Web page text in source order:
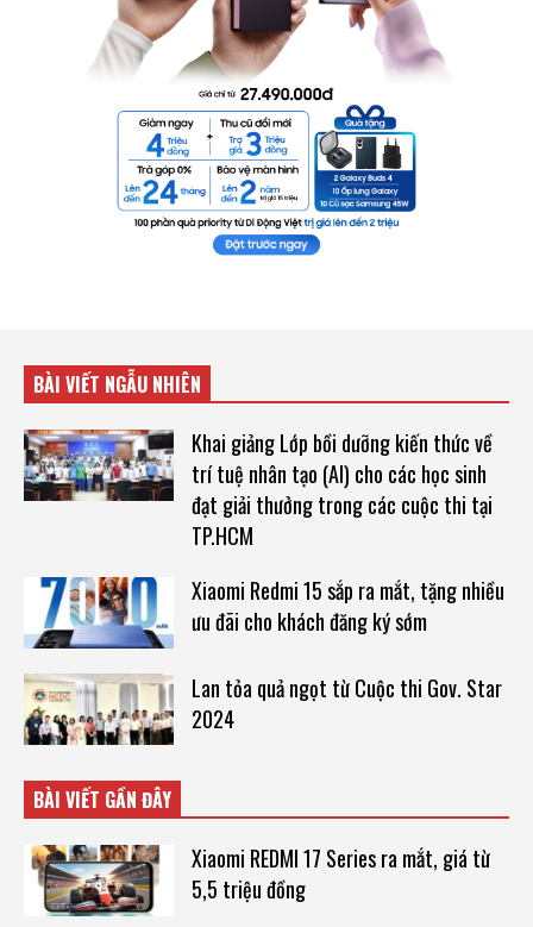
BÀI VIẾT NGẪU NHIÊN
Khai giảng Lớp bồi dưỡng kiến thức về
trí tuệ nhân tạo (AI) cho các học sinh
đạt giải thưởng trong các cuộc thi tại
TP.HCM
Xiaomi Redmi 15 sắp ra mắt, tặng nhiều
ưu đãi cho khách đăng ký sớm
Lan tỏa quả ngọt từ Cuộc thi Gov. Star
2024
BÀI VIẾT GẦN ĐÂY
Xiaomi REDMI 17 Series ra mắt, giá từ
5,5 triệu đồng